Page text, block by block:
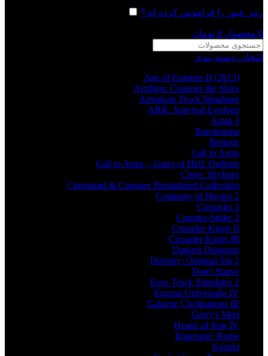
رمز عبور را فراموش کرده اید؟
0 محصول 0 تومان
انتخاب دسته بندی
Age of Empires II (2013)
Airships: Conquer the Skies
American Truck Simulator
ARK: Survival Evolved
Arma 3
Barotrauma
Besiege
Call to Arms
Call to Arms – Gates of Hell: Ostfront
Cities: Skylines
Command & Conquer Remastered Collection
Company of Heroes 2
Cossacks 3
Counter-Strike 2
Crusader Kings II
Crusader Kings III
Darkest Dungeon
Divinity: Original Sin 2
Don't Starve
Euro Truck Simulator 2
Europa Universalis IV
Galactic Civilizations III
Garry's Mod
Hearts of Iron IV
Imperator: Rome
Kenshi